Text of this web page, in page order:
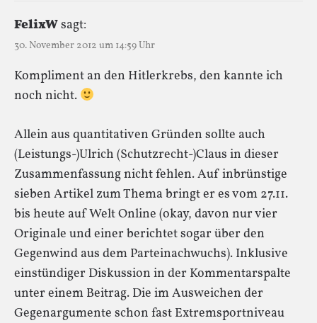
FelixWsagt:
30. November 2012 um 14:59 Uhr
Kompliment an den Hitlerkrebs, den kannte ich
noch nicht.
Allein aus quantitativen Gründen sollte auch
(Leistungs-)Ulrich (Schutzrecht-)Claus in dieser
Zusammenfassung nicht fehlen. Auf inbrünstige
sieben Artikel zum Thema bringt er es vom 27.11.
bis heute auf Welt Online (okay, davon nur vier
Originale und einer berichtet sogar über den
Gegenwind aus dem Parteinachwuchs). Inklusive
einstündiger Diskussion in der Kommentarspalte
unter einem Beitrag. Die im Ausweichen der
Gegenargumente schon fast Extremsportniveau